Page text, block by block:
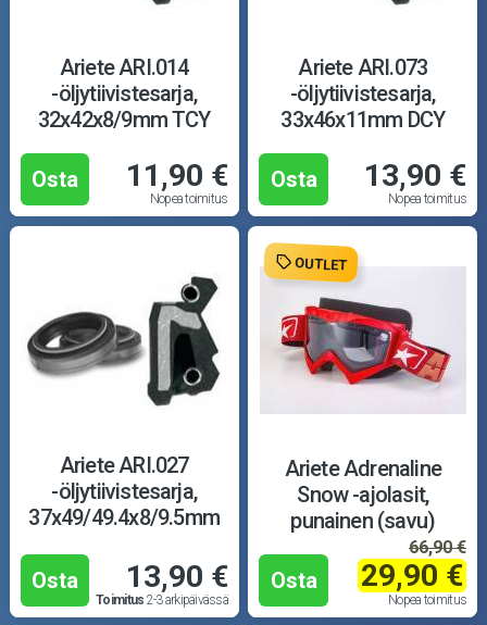
Ariete ARI.014
-öljytiivistesarja,
32x42x8/9mm TCY
Osta 11,90 €
Nopea toimitus
Ariete ARI.073
-öljytiivistesarja,
33x46x11mm DCY
Osta 13,90 €
Nopea toimitus
Ariete ARI.027
-öljytiivistesarja,
37x49/49.4x8/9.5mm
Osta
13,90 €
Toimitus 2-3 arkipäivässä
OUTLET
Ariete Adrenaline
Snow -ajolasit,
punainen (savu)
Osta
66,90 €
29,90 €
Nopea toimitus